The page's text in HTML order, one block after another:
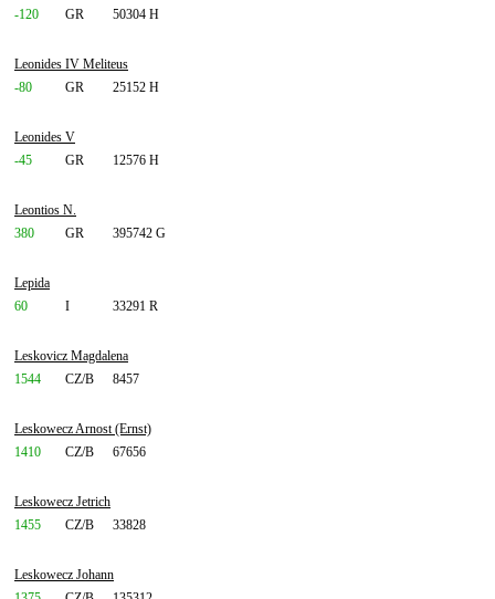
-120
GR 50304 H
Leonides IV Meliteus
-80
GR 25152 H
Leonides V
-45
GR 12576 H
Leontios N.
380
GR 395742 G
Lepida
60
I 33291 R
Leskovicz Magdalena
1544
CZ/B 8457
Leskowecz Arnost (Ernst)
1410
CZ/B 67656
Leskowecz Jetrich
1455
CZ/B 33828
Leskowecz Johann